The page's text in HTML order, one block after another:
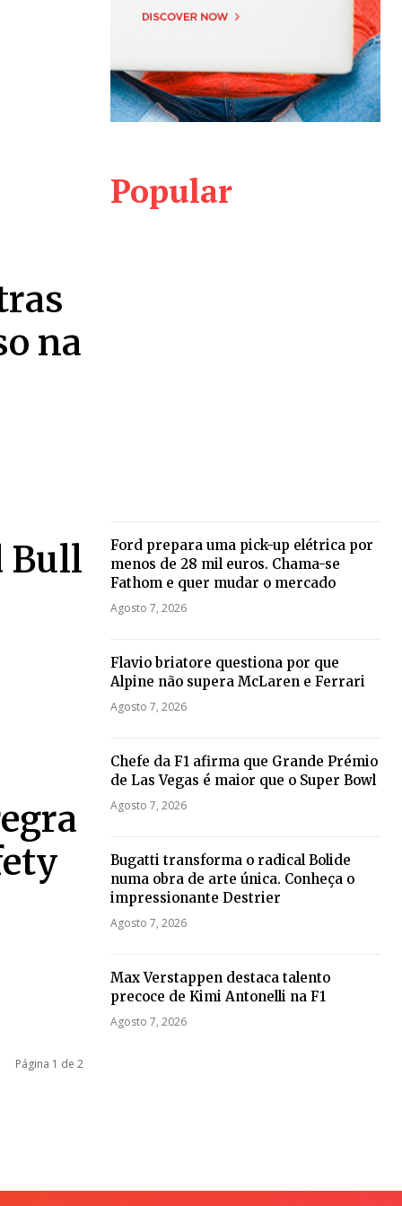
na
Bull
Página 1 de 2
Popular
Ford prepara uma pick-up elétrica por
menos de 28 mil euros. Chama-se
Fathom e quer mudar o mercado
Agosto 7, 2026
Flavio briatore questiona por que
Alpine não supera McLaren e Ferrari
Agosto 7, 2026
Chefe da F1 afirma que Grande Prémio
de Las Vegas é maior que o Super Bowl
Agosto 7, 2026
Bugatti transforma o radical Bolide
numa obra de arte única. Conheça o
impressionante Destrier
Agosto 7, 2026
Max Verstappen destaca talento
precoce de Kimi Antonelli na F1
Agosto 7, 2026